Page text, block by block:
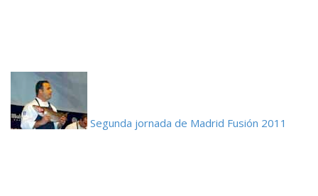
Segunda jornada de Madrid Fusión 2011